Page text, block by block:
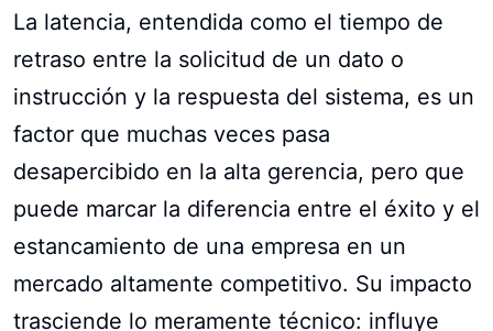
La latencia, entendida como el tiempo de
retraso entre la solicitud de un dato o
instrucción y la respuesta del sistema, es un
factor que muchas veces pasa
desapercibido en la alta gerencia, pero que
puede marcar la diferencia entre el éxito y el
estancamiento de una empresa en un
mercado altamente competitivo. Su impacto
trasciende lo meramente técnico: influye